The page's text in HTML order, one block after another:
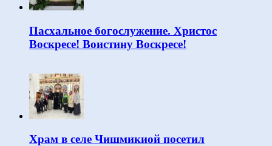
Пасхальное богослужение. Христос
Воскресе! Воистину Воскресе!
Храм в селе Чишмикиой посетил